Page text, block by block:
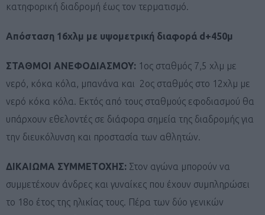
κατηφορική διαδρομή έως τον τερματισμό.
Απόσταση 16χλμ με υψομετρική διαφορά d+450μ
ΣΤΑΘΜΟΙ ΑΝΕΦΟΔΙΑΣΜΟΥ: 1ος σταθμός 7,5 χλμ με
νερό, κόκα κόλα, μπανάνα και 2ος σταθμός στο 12χλμ με
νερό κόκα κόλα. Εκτός από τους σταθμούς εφοδιασμού θα
υπάρχουν εθελοντές σε διάφορα σημεία της διαδρομής για
την διευκόλυνση και προστασία των αθλητών.
ΔΙΚΑΙΩΜΑ ΣΥΜΜΕΤΟΧΗΣ: Στον αγώνα μπορούν να
συμμετέχουν άνδρες και γυναίκες που έχουν συμπληρώσει
το 18ο έτος της ηλικίας τους. Πέρα των δύο γενικών